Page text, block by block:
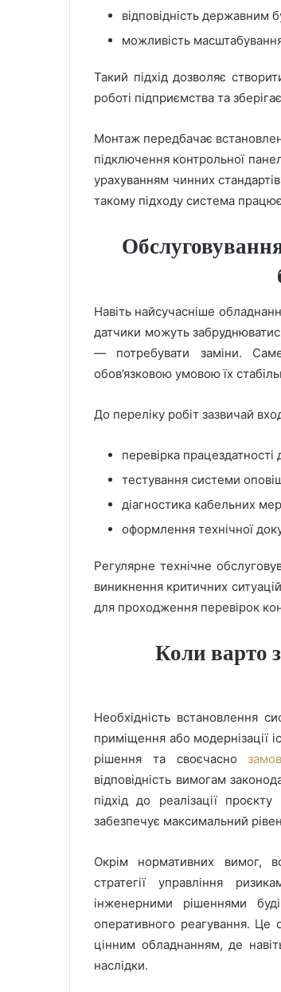
відповідність державним
можливість
Такий підхід дозволяє
роботі підприємства та
Монтаж передбачає
підключення контрольної
урахуванням чинних
такому підходу система
Навіть найсучасніше
датчики можуть
— потребувати заміни.
обов’язковою умовою їх
До переліку робіт зазвичай
перевірка працездатності
тестування системи
діагностика кабельних
оформлення технічної
Регулярне технічне
виникнення критичних
для проходження перевірок
Коли варто
Необхідність встановлення
приміщення або модернізації
рішення та своєчасно
відповідність вимогам
підхід до реалізації
забезпечує максимальний
Окрім нормативних вимог,
стратегії управління
інженерними рішеннями
оперативного реагування. Це
цінним обладнанням, де
наслідки.